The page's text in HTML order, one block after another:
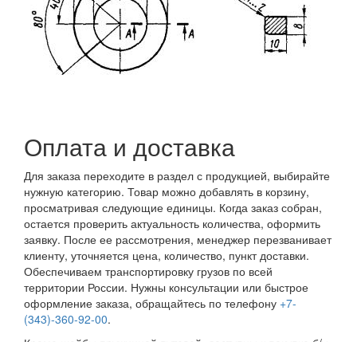
Оплата и доставка
Для заказа переходите в раздел с продукцией, выбирайте
нужную категорию. Товар можно добавлять в корзину,
просматривая следующие единицы. Когда заказ собран,
остается проверить актуальность количества, оформить
заявку. После ее рассмотрения, менеджер перезванивает
клиенту, уточняется цена, количество, пункт доставки.
Обеспечиваем транспортировку грузов по всей
территории России. Нужны консультации или быстрое
оформление заказа, обращайтесь по телефону +7-
(343)-360-92-00.